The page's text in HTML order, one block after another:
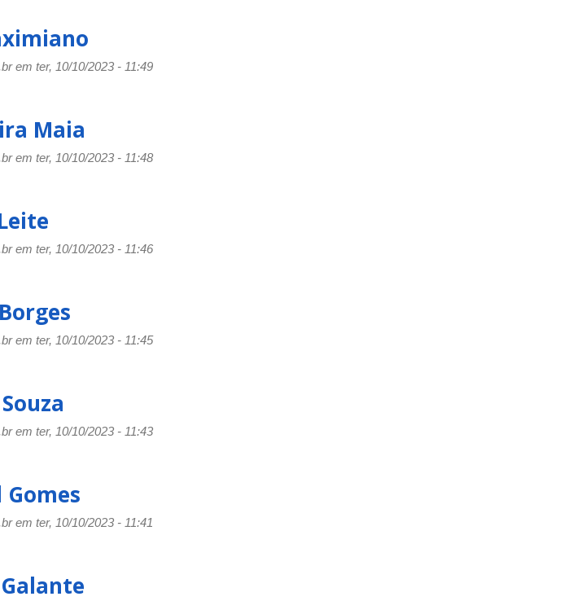
em ter, 10/10/2023 - 11:49
Maia
em ter, 10/10/2023 - 11:48
em ter, 10/10/2023 - 11:46
em ter, 10/10/2023 - 11:45
em ter, 10/10/2023 - 11:43
em ter, 10/10/2023 - 11:41